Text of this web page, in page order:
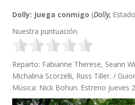
Dolly: Juega conmigo (Dolly,
Nuestra puntuación
Reparto: Fabianne Therese, Seann
Michalina Scorzelli, Russ Tiller. /
Música: Nick Bohun. Estreno jueves